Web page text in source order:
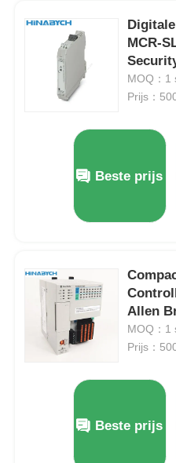
Thuis
Producten
Fabrieksreis
Kwaliteitscontrole
Contacteer ons
Vraag een offerte aan
Programmeerbare
MCR-
MOQ：1
Prijs：
Beste prijs
Allen
Bb1b
MOQ：1
Prijs：
Beste prijs